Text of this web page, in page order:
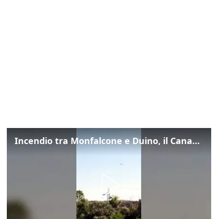
Incendio tra Monfalcone e Duino, il Canadair in azione per fermare le fiamme sul fronte dell’A4